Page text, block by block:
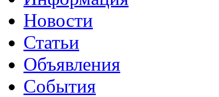
Новости
Статьи
Объявления
События